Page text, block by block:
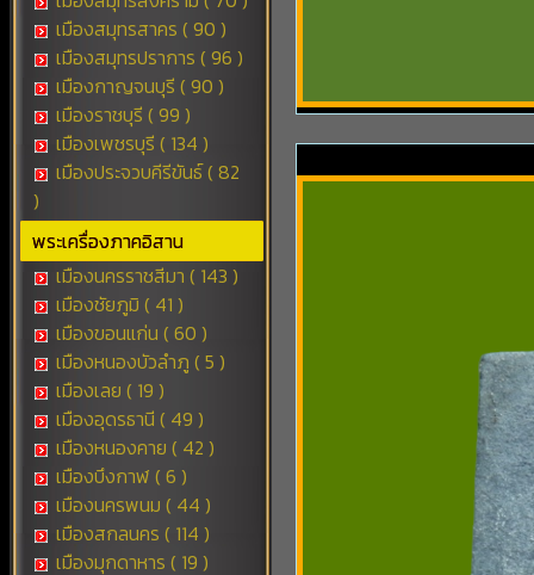
เมืองสมุทรสาคร ( 90 )
เมืองสมุทรปราการ ( 96 )
เมืองกาญจนบุรี ( 90 )
เมืองราชบุรี ( 99 )
เมืองเพชรบุรี ( 134 )
เมืองประจวบคีรีขันธ์ ( 82
)
พระเครื่องภาคอิสาน
เมืองนครราชสีมา ( 143 )
เมืองชัยภูมิ ( 41 )
เมืองขอนแก่น ( 60 )
เมืองหนองบัวลำภู ( 5 )
เมืองเลย ( 19 )
เมืองอุดรธานี ( 49 )
เมืองหนองคาย ( 42 )
เมืองบึงกาฬ ( 6 )
เมืองนครพนม ( 44 )
เมืองสกลนคร ( 114 )
เมืองมุกดาหาร ( 19 )